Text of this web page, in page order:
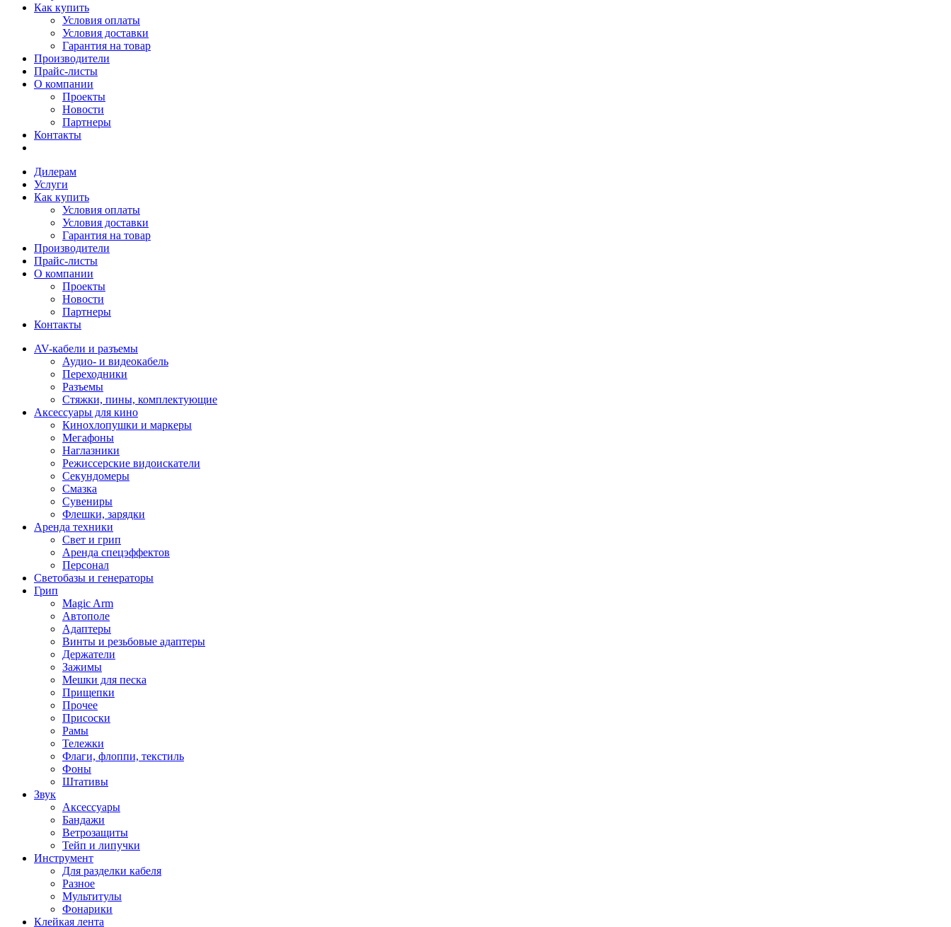
Как купить
Условия оплаты
Условия доставки
Гарантия на товар
Производители
Прайс-листы
О компании
Проекты
Новости
Партнеры
Контакты
Дилерам
Услуги
Как купить
Условия оплаты
Условия доставки
Гарантия на товар
Производители
Прайс-листы
О компании
Проекты
Новости
Партнеры
Контакты
AV-кабели и разъемы
Аудио- и видеокабель
Переходники
Разъемы
Стяжки, пины, комплектующие
Аксессуары для кино
Кинохлопушки и маркеры
Мегафоны
Наглазники
Режиссерские видоискатели
Секундомеры
Смазка
Сувениры
Флешки, зарядки
Аренда техники
Свет и грип
Аренда спецэффектов
Персонал
Светобазы и генераторы
Грип
Magic Arm
Автополе
Адаптеры
Винты и резьбовые адаптеры
Держатели
Зажимы
Мешки для песка
Прищепки
Прочее
Присоски
Рамы
Тележки
Флаги, флоппи, текстиль
Фоны
Штативы
Звук
Аксессуары
Бандажи
Ветрозащиты
Тейп и липучки
Инструмент
Для разделки кабеля
Разное
Мультитулы
Фонарики
Клейкая лента